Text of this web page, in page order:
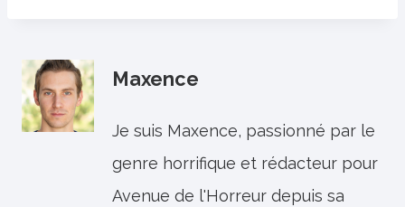
Maxence
Je suis Maxence, passionné par le
genre horrifique et rédacteur pour
Avenue de l'Horreur depuis sa